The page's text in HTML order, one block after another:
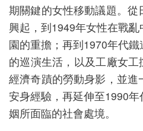
圓
夢
計
畫
期關鍵的女性移動議題。
興起，到1949年女性在戰
園的重擔；再到1970年代
的巡演生活，以及工廠女工
經濟奇蹟的勞動身影，並
安身經驗，再延伸至1990
姻所面臨的社會處境。